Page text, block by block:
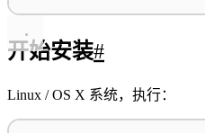
开始安装#
Linux / OS X 系统，执行：